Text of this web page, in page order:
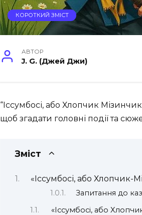
КОРОТКИЙ ЗМІСТ
АВТОР
J. G. (Джей Джи)
“Іссумбосі, або Хлопчик
щоб згадати головні події та
Зміст
«Іссумбосі, або Хлопчик-
Запитання до
«Іссумбосі, або